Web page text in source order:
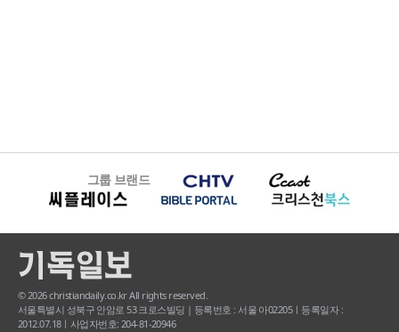
그룹 브랜드
© 2026 christiandaily.co.kr All rights reserved.
서울특별시 성북구 안암로 53 크로스빌딩 | 등록번호 : 서울 아02205ㅣ등록일자 :
2012.07.18ㅣ사업자번호: 204-81-20946